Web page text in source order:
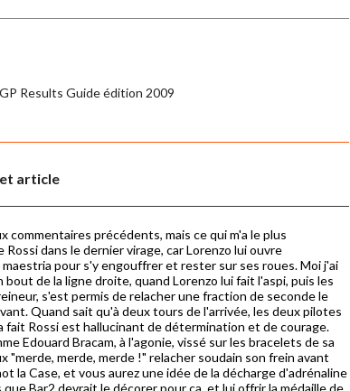
Results Guide édition 2009
article
précédents, mais ce qui m'a le plus
dans le dernier virage, car Lorenzo lui ouvre
pour s'y engouffrer et rester sur ses roues. Moi j'ai
de la ligne droite, quand Lorenzo lui fait l'aspi, puis les
s'est permis de relacher une fraction de seconde le
Quand sait qu'à deux tours de l'arrivée, les deux pilotes
Rossi est hallucinant de détermination et de courage.
Edouard Bracam, à l'agonie, vissé sur les bracelets de sa
merde, merde !" relacher soudain son frein avant
la Case, et vous aurez une idée de la décharge d'adrénaline
Bar2 devrait le décorer pour ça, et lui offrir la médaille de